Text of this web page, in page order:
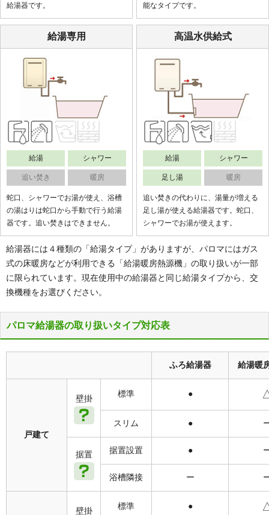
給湯器です。
能なタイプです。
給湯専用
給湯 シャワー
追い焚き 暖房
蛇口、シャワーでお湯が使え、浴槽
の湯はりは蛇口から手動で行う給湯
器です。追い焚きはできません。
高温水供給式
給湯 シャワー
足し湯 暖房
追い焚きの代わりに、湯量が増える
足し湯が使える給湯器です。蛇口、
シャワーでお湯が使えます。
給湯器には４種類の「給湯タイプ」がありますが、パロマにはガス
式の床暖房などが利用できる「給湯暖房熱源機」の取り扱いが一部
に限られています。現在使用中の給湯器と同じ給湯タイプから、交
換機種をお選びください。
パロマ給湯器の取り扱いタイプ対応表
ふろ給湯器 給湯暖
戸建て
壁掛
標準 ●
スリム ●
据置 据置設置 ●
浴槽隣接 ー
壁掛
標準 ●